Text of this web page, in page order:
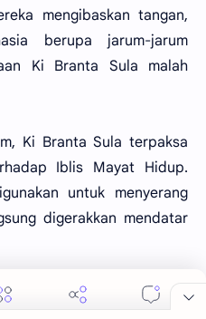
mengibaskan tangan,
berupa jarum-jarum
Ki Branta Sula malah
Ki Branta Sula terpaksa
Iblis Mayat Hidup.
untuk menyerang
digerakkan mendatar